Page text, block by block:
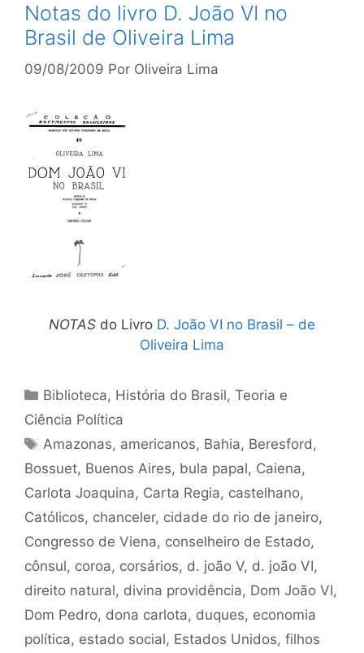
Notas do livro D. João VI no
Brasil de Oliveira Lima
09/08/2009 Por Oliveira Lima
NOTAS do Livro D. João VI no Brasil – de
Oliveira Lima
Categorias
Biblioteca, História do Brasil,Teoria e
Ciência Política
Tags
Amazonas, americanos, Bahia, Beresford ,
Bossuet, Buenos Aires, bula papal, Caiena,
Carlota Joaquina, Carta Regia, castelhano,
Católicos, chanceler, cidade do rio de janeiro,
Congresso de Viena, conselheiro de Estado,
cônsul, coroa, corsários, d. joão V, d. joão VI,
direito natural, divina providência, Dom João VI,
Dom Pedro, dona carlota, duques, economia
política, estado social, Estados Unidos, filhos